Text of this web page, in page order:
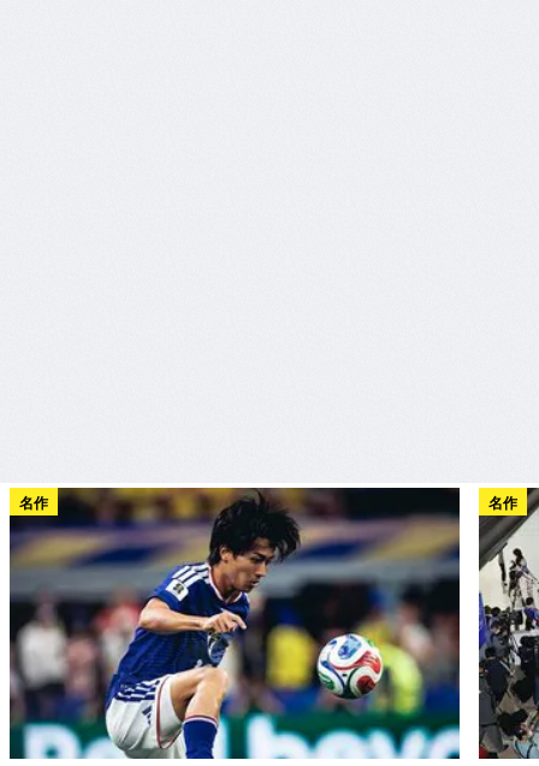
名作 名作